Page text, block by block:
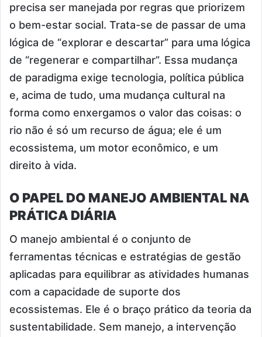
precisa ser manejada por regras que priorizem
o bem-estar social. Trata-se de passar de uma
lógica de “explorar e descartar” para uma lógica
de “regenerar e compartilhar”. Essa mudança
de paradigma exige tecnologia, política pública
e, acima de tudo, uma mudança cultural na
forma como enxergamos o valor das coisas: o
rio não é só um recurso de água; ele é um
ecossistema, um motor econômico, e um
direito à vida.
O PAPEL DO MANEJO AMBIENTAL NA
PRÁTICA DIÁRIA
O manejo ambiental é o conjunto de
ferramentas técnicas e estratégias de gestão
aplicadas para equilibrar as atividades humanas
com a capacidade de suporte dos
ecossistemas. Ele é o braço prático da teoria da
sustentabilidade. Sem manejo, a intervenção